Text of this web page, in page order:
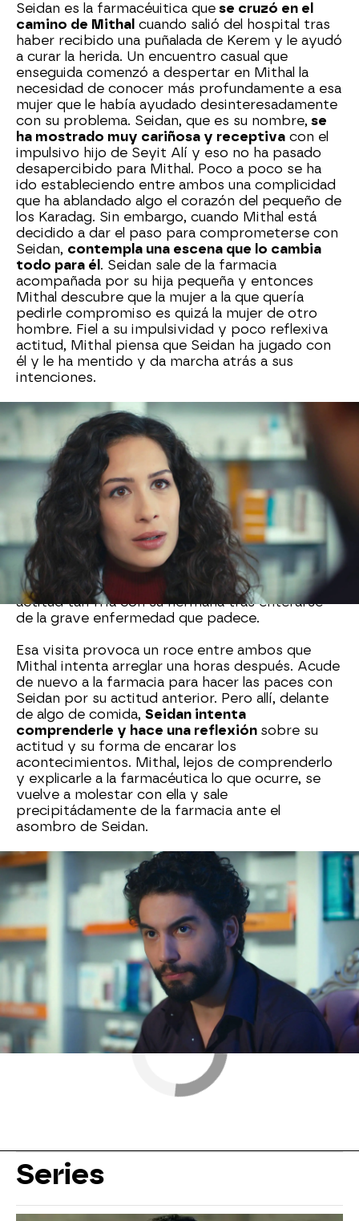
Seidan es la farmacéuitica que se cruzó en el
camino de Mithal cuando salió del hospital tras
haber recibido una puñalada de Kerem y le ayudó
a curar la herida. Un encuentro casual que
enseguida comenzó a despertar en Mithal la
necesidad de conocer más profundamente a esa
mujer que le había ayudado desinteresadamente
con su problema. Seidan, que es su nombre, se
ha mostrado muy cariñosa y receptiva con el
impulsivo hijo de Seyit Alí y eso no ha pasado
desapercibido para Mithal. Poco a poco se ha
ido estableciendo entre ambos una complicidad
que ha ablandado algo el corazón del pequeño de
los Karadag. Sin embargo, cuando Mithal está
decidido a dar el paso para comprometerse con
Seidan, contempla una escena que lo cambia
todo para él . Seidan sale de la farmacia
acompañada por su hija pequeña y entonces
Mithal descubre que la mujer a la que quería
pedirle compromiso es quizá la mujer de otro
hombre. Fiel a su impulsividad y poco reflexiva
actitud, Mithal piensa que Seidan ha jugado con
él y le ha mentido y da marcha atrás a sus
intenciones.
Lo cierto es que l a relación entre ambos
comenzaba a tomar unos derroteros algo más
tormentosos.
En una de sus visitas a la farmacia,
Seidan le comenta a Mithal que ya han llegado las
medicinas que necesita Melek y, sin saberlo,
termina confirmándole que su hermana sufre
cáncer. La reacción de Mithal es deuna sorpresa
inicial y bastante desapego al final, lo que
provoca la incredulidad en Seidan que no puede
imaginar como ese chico tan agradable que se
encuentra en su tienda, puede mantener una
actitud tan fría con su hermana tras enterarse
de la grave enfermedad que padece.
Esa visita provoca un roce entre ambos que
Mithal intenta arreglar una horas después. Acude
de nuevo a la farmacia para hacer las paces con
Seidan por su actitud anterior. Pero allí, delante
de algo de comida, Seidan intenta
comprenderle y hace una reflexión sobre su
actitud y su forma de encarar los
acontecimientos. Mithal, lejos de comprenderlo
y explicarle a la farmacéutica lo que ocurre, se
vuelve a molestar con ella y sale
precipitádamente de la farmacia ante el
asombro de Seidan.
Nova » Series » Melek » Mejores momentos
Series